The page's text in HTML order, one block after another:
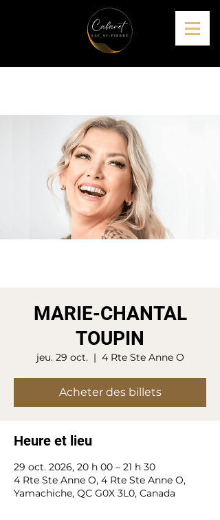
MARIE-CHANTAL
TOUPIN
jeu. 29 oct.
  |
4 Rte Ste Anne O
Acheter des billets
Heure et lieu
29 oct. 2026, 20 h 00 – 21 h 30
4 Rte Ste Anne O, 4 Rte Ste Anne O,
Yamachiche, QC G0X 3L0, Canada